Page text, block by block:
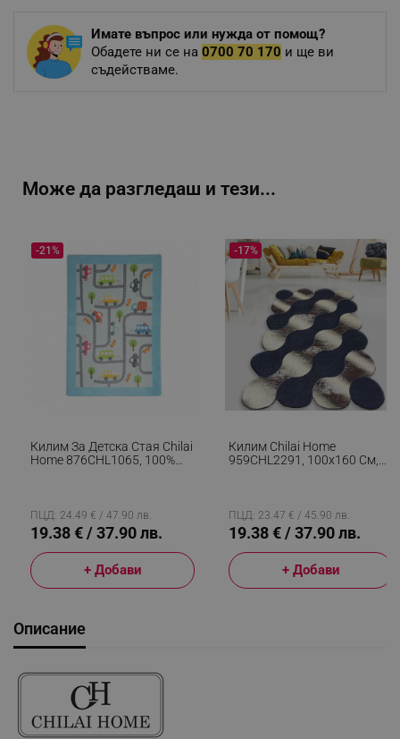
Имате въпрос или нужда от помощ?
Обадете ни се на 0700 70 170 и ще ви
съдействаме.
Може да разгледаш и тези...
Килим За Детска Стая Chilai
Home 876CHL1065, 100%
-21%
ПЦД: 24.49 € / 47.90 лв.
19.38 € / 37.90 лв.
+ Добави
Килим Chilai Home
959CHL2291, 100х160 См,
-17%
ПЦД: 23.47 € / 45.90 лв.
19.38 € / 37.90 лв.
+ Добави
Описание